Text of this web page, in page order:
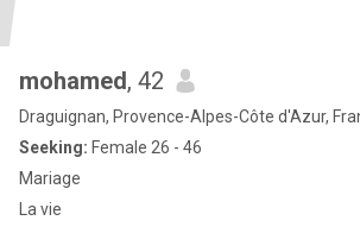
mohamed, 42
Draguignan, Provence-Alpes-Côte d'Azur,
Seeking: Female 26 - 46
Mariage
La vie